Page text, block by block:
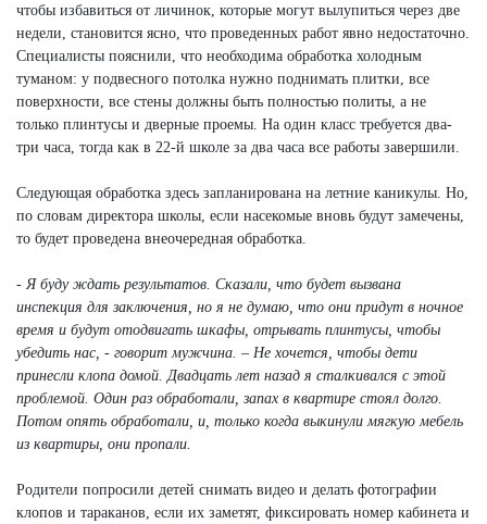
чтобы избавиться от личинок, которые могут вылупиться через две
недели, становится ясно, что проведенных работ явно недостаточно.
Специалисты пояснили, что необходима обработка холодным
туманом: у подвесного потолка нужно поднимать плитки, все
поверхности, все стены должны быть полностью политы, а не
только плинтусы и дверные проемы. На один класс требуется два-
три часа, тогда как в 22-й школе за два часа все работы завершили.
Следующая обработка здесь запланирована на летние каникулы. Но,
по словам директора школы, если насекомые вновь будут замечены,
то будет проведена внеочередная обработка.
- Я буду ждать результатов. Сказали, что будет вызвана
инспекция для заключения, но я не думаю, что они придут в ночное
время и будут отодвигать шкафы, отрывать плинтусы, чтобы
убедить нас, - говорит мужчина. – Не хочется, чтобы дети
принесли клопа домой. Двадцать лет назад я сталкивался с этой
проблемой. Один раз обработали, запах в квартире стоял долго.
Потом опять обработали, и, только когда выкинули мягкую мебель
из квартиры, они пропали.
Родители попросили детей снимать видео и делать фотографии
клопов и тараканов, если их заметят, фиксировать номер кабинета и